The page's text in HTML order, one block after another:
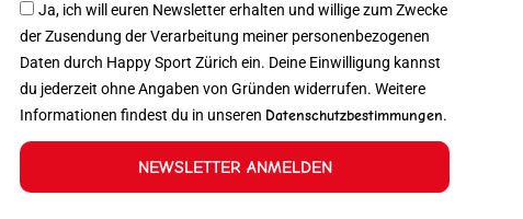
Ja, ich will euren Newsletter erhalten und willige zum Zwecke
der Zusendung der Verarbeitung meiner personenbezogenen
Daten durch Happy Sport Zürich ein. Deine Einwilligung kannst
du jederzeit ohne Angaben von Gründen widerrufen. Weitere
Informationen findest du in unseren Datenschutzbestimmungen.
NEWSLETTER ANMELDEN